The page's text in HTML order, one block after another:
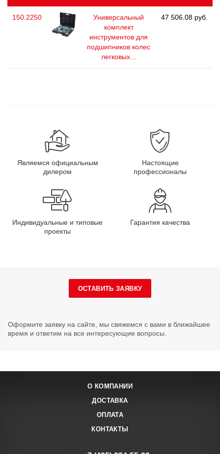
150.2250
Универсальный
комплект
инструментов для
подшипников колес
легковых...
47 506.08 руб.
Являемся официальным
дилером
Настоящие
профессионалы
Индивидуальные и типовые
проекты
Гарантия качества
ОСТАВИТЬ ЗАЯВКУ
Оформите заявку на сайте, мы свяжемся с вами в ближайшее
время и ответим на все интересующие вопросы.
О КОМПАНИИ
ДОСТАВКА
ОПЛАТА
КОНТАКТЫ